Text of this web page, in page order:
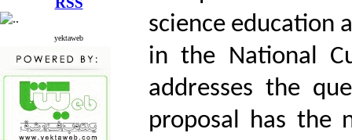
yektaweb
science education
in the National
addresses the
proposal has the